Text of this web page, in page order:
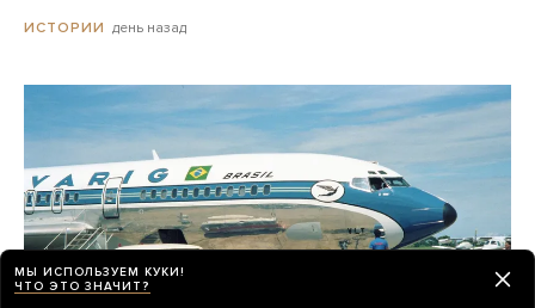
ИСТОРИИ день назад
МЫ ИСПОЛЬЗУЕМ КУКИ!
ЧТО ЭТО ЗНАЧИТ?